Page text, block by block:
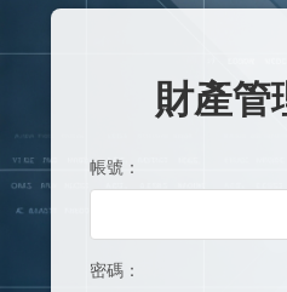
財產管
帳號：
密碼：